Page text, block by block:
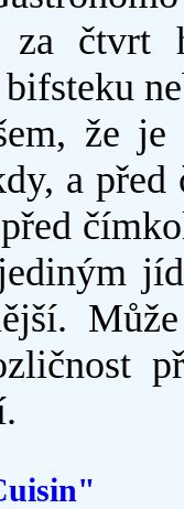
za čtvrt
že
a